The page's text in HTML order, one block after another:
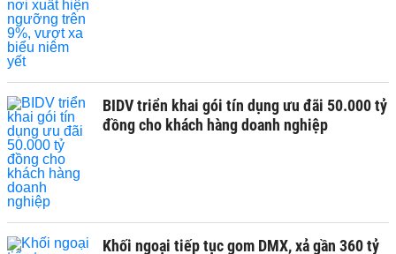
BIDV triển khai gói tín dụng ưu đãi 50.000 tỷ
đồng cho khách hàng doanh nghiệp
Khối ngoại tiếp tục gom DMX, xả gần 360 tỷ